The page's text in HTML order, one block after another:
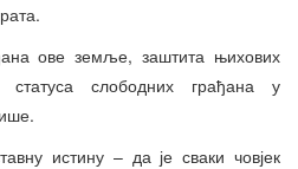
ове земље, заштита њихових
статуса слободних грађана у
истину – да је сваки човјек